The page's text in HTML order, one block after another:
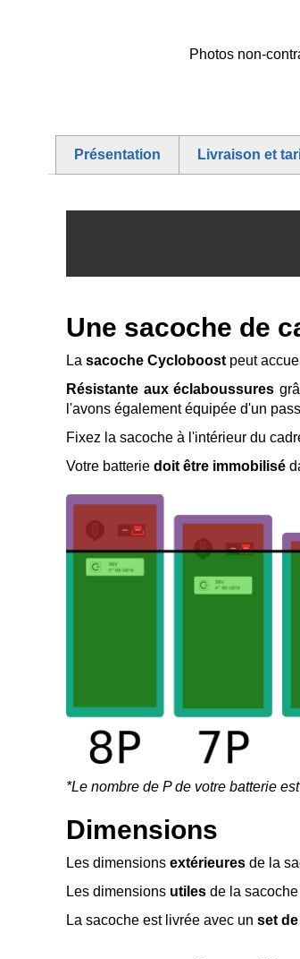
Photos non-
beginning
the
gallery
Présentation Livraison et
Une sacoche de
Lasacoche Cycloboost peut
Résistante aux éclaboussures
l'avons également équipée d'un
Fixez la sacoche à l'intérieur du
Votre batteriedoit être immobilisé
*Le nombre de P de votre batterie
Dimensions
Les dimensionsextérieures de la
Les dimensions utiles de la
La sacoche est livrée avec unset